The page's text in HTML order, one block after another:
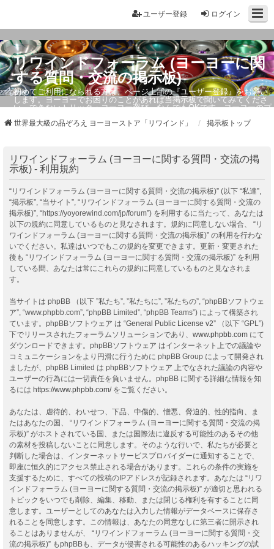
ログイン
ユーザー登録
リワインドフォーラム (ヨーヨーに関
する質問・交流の掲示板)
初めてご利用になられる方は、ページ上部の『ユーザー登録』をお願い
します。ヨーヨーでお困りのことがあれば当掲示板で聞いてみてくださ
い。できないトリック・ヨーヨー選び、なんでもOKです。ヨーヨーのプ
世界最大級の品ぞろえ ヨーヨーストア「リワインド」 掲示板トップ
リワインドフォーラム (ヨーヨーに関する質問・交流の掲
示板) - 利用規約
“リワインドフォーラム (ヨーヨーに関する質問・交流の掲示板)” (以下 “私達”,
“掲示板”, “当サイト”, “リワインドフォーラム (ヨーヨーに関する質問・交流の
掲示板)”, “https://yoyorewind.com/jp/forum”) を利用するに当たって、あなたは
以下の規約に同意しているものと見なされます。規約に同意しない場合、 “リ
ワインドフォーラム (ヨーヨーに関する質問・交流の掲示板)” の利用を行わな
いでください。私達はいつでもこの規約を変更できます。更新・変更された
後も “リワインドフォーラム (ヨーヨーに関する質問・交流の掲示板)” を利用
している間、あなたは常にこれらの規約に同意しているものと見なされま
す。
当サイトは phpBB （以下 ”私たち”, ”私たちに”, ”私たちの”, “phpBBソフトウェ
ア”, “www.phpbb.com”, “phpBB Limited”, “phpBB Teams”) によって構築され
ています。phpBBソフトウェア は “General Public License v2” （以下 “GPL”)
下でリリースされたフォーラムソリューションであり、 www.phpbb.com にて
ダウンロードできます。phpBBソフトウェア はインターネット上での議論や
コミュニケーションをより円滑に行うために phpBB Group によって開発され
ましたが、phpBB Limited は phpBBソフトウェア 上でなされた議論の内容や
ユーザーの行為には一切責任を負いません。phpBB に関する詳細な情報を知
るには https://www.phpbb.com/をご覧ください。
あなたは、虐待的、わいせつ、下品、中傷的、憎悪、脅迫的、性的指向、ま
たはあなたの国、 “リワインドフォーラム (ヨーヨーに関する質問・交流の掲
示板)” がホストされている国、または国際法に違反する可能性のあるその他
の素材を投稿しないことに同意します。そのような行いで、私たちが必要と
判断した場合は、インターネットサービスプロバイダーに通知することで、
即座に恒久的にアクセス禁止される場合があります。これらの条件の実施を
支援するために、すべての投稿のIPアドレスが記録されます。あなたは “リワ
インドフォーラム (ヨーヨーに関する質問・交流の掲示板)” が適切と思われる
トピックをいつでも削除、編集、移動、または閉じる権利を有することに同
意します。ユーザーとしてのあなたは入力した情報がデータベースに保存さ
れることを同意します。この情報は、あなたの同意なしに第三者に開示され
ることはありませんが、 “リワインドフォーラム (ヨーヨーに関する質問・交
流の掲示板)” もphpBBも、データが侵害される可能性のあるハッキングの試